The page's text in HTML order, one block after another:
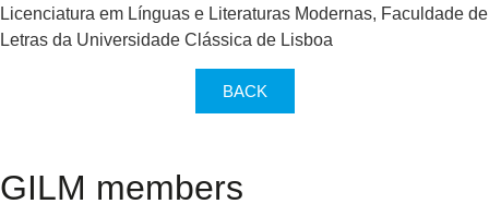
Licenciatura em Línguas e Literaturas Modernas, Faculdade de
Letras da Universidade Clássica de Lisboa
BACK
GILM members